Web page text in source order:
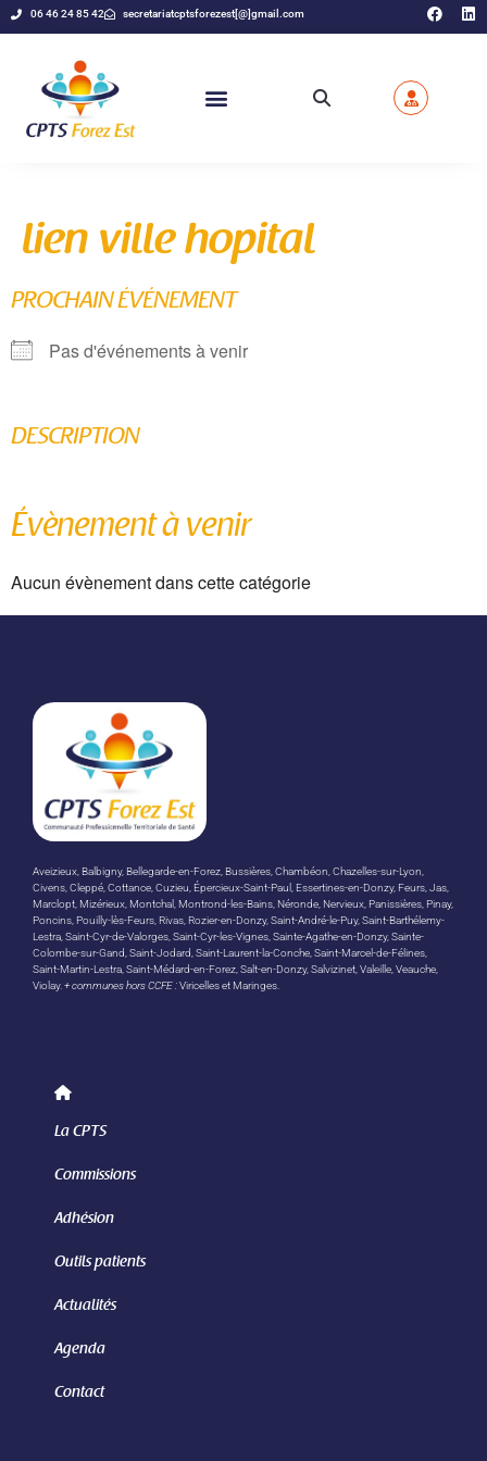
06 46 24 85 42 secretariatcptsforezest[@]gmail.com
lien ville hopital
PROCHAIN ÉVÉNEMENT
Pas d'événements à venir
DESCRIPTION
Évènement à venir
Aucun évènement dans cette catégorie
Aveizieux, Balbigny, Bellegarde-en-Forez, Bussières, Chambéon, Chazelles-sur-Lyon,
Civens, Cleppé, Cottance, Cuzieu, Épercieux-Saint-Paul, Essertines-en-Donzy, Feurs, Jas,
Marclopt, Mizérieux, Montchal, Montrond-les-Bains, Néronde, Nervieux, Panissières, Pinay,
Poncins, Pouilly-lès-Feurs, Rivas, Rozier-en-Donzy, Saint-André-le-Puy, Saint-Barthélemy-
Lestra, Saint-Cyr-de-Valorges, Saint-Cyr-les-Vignes, Sainte-Agathe-en-Donzy, Sainte-
Colombe-sur-Gand, Saint-Jodard, Saint-Laurent-la-Conche, Saint-Marcel-de-Félines,
Saint-Martin-Lestra, Saint-Médard-en-Forez, Salt-en-Donzy, Salvizinet, Valeille, Veauche,
Violay. + communes hors CCFE :Viricelles et Maringes.
La CPTS
Commissions
Adhésion
Outils patients
Actualités
Agenda
Contact